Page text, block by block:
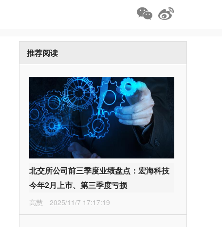
推荐阅读
北交所公司前三季度业绩盘点：宏海科技
今年2月上市、第三季度亏损
高慧 2025/11/7 17:17:19